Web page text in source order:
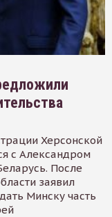
Херсонской
с Александром
После
заявил
Минску часть